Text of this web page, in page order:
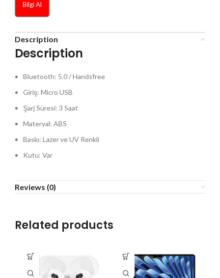
Bilgi Al
Description
Description
Bluetooth: 5.0 / Handsfree
Giriş: Micro USB
Şarj Süresi: 3 Saat
Materyal: ABS
Baskı: Lazer ve UV Renkli
Kutu: Var
Reviews (0)
Related products